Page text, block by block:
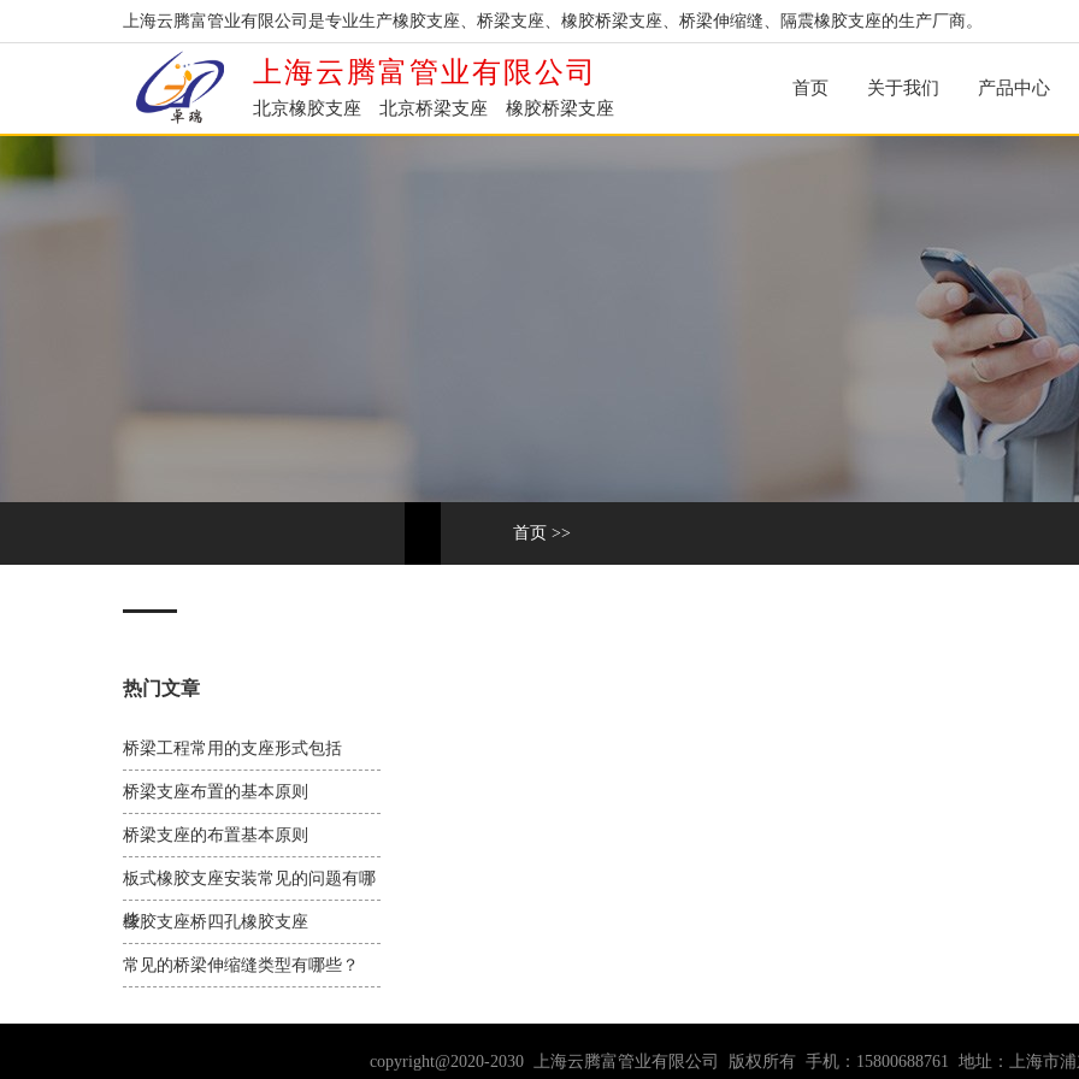
上海云腾富管业有限公司是专业生产橡胶支座、桥梁支座、橡胶桥梁支座、桥梁伸缩缝、隔震橡胶支座的生产厂商。
上海云腾富管业有限公司
北京橡胶支座 北京桥梁支座 橡胶桥梁支座
首页 关于我们 产品中心
首页 >>
热门文章
桥梁工程常用的支座形式包括
桥梁支座布置的基本原则
桥梁支座的布置基本原则
板式橡胶支座安装常见的问题有哪
些
橡胶支座桥四孔橡胶支座
常见的桥梁伸缩缝类型有哪些？
copyright@2020-2030 上海云腾富管业有限公司 版权所有 手机：15800688761 地址：上海市